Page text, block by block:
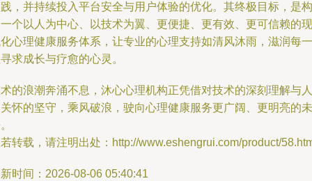
，并持续投入平台安全与用户体验的优化。其终极目标，是构
个以人为中心、以技术为翼、更便捷、更有效、更可信赖的现
心理健康服务体系，让专业的心理支持如清风沐雨，滋润每一
求成长与疗愈的心灵。
的浪潮奔涌不息，沐心心理机构正凭借对技术的深刻理解与人
怀的坚守，乘风破浪，驶向心理健康服务更广阔、更明亮的未
转载，请注明出处：http://www.eshengrui.com/product/
时间：2026-08-06 05:40:41